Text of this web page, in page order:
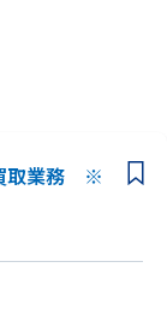
取業務 ※